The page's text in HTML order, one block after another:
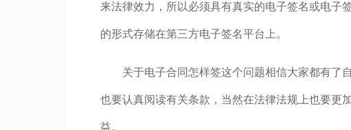
来法律效力，所以必须具有真实的电子签名或电子
的形式存储在第三方电子签名平台上。
关于电子合同怎样签这个问题相信大家都有了
也要认真阅读有关条款，当然在法律法规上也要更
益。